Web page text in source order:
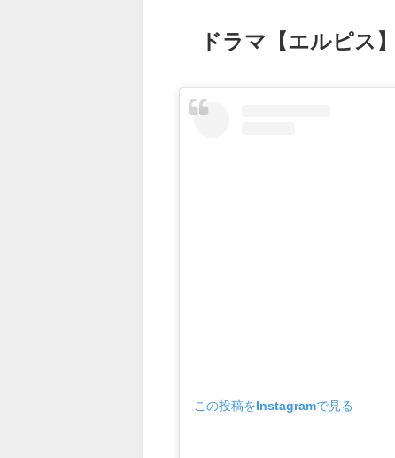
ドラマ【エルピス
この投稿をInstagramで見る